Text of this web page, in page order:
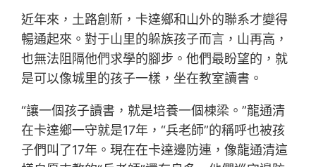
近年來，土路創新，卡達鄉和山外的聯系才變得
暢通起來。對于山里的躲族孩子而言，山再高，
也無法阻隔他們求學的腳步。他們最盼望的，就
是可以像城里的孩子一樣，坐在教室讀書。
“讓一個孩子讀書，就是培養一個棟梁。”龍通清
在卡達鄉一守就是17年，“兵老師”的稱呼也被孩
子們叫了17年。現在在卡達邊防連，像龍通清這